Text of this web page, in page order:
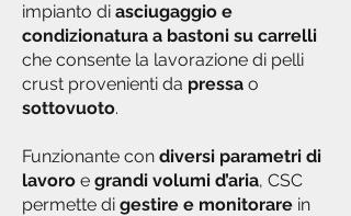
impianto di asciugaggio e
condizionatura a bastoni su carrelli
che consente la lavorazione di pelli
crust provenienti da pressa o
sottovuoto.
Funzionante con diversi parametri di
lavoro e grandi volumi d’aria, CSC
permette di gestire e monitorare in